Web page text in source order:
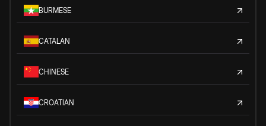
BURMESE
CATALAN
CHINESE
CROATIAN